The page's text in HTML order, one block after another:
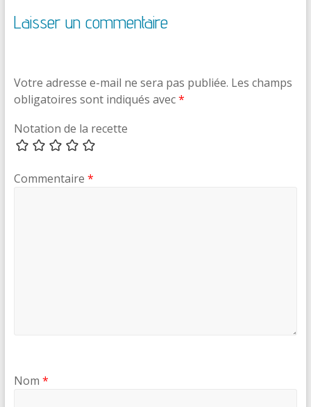
Laisser un commentaire
Votre adresse e-mail ne sera pas publiée. Les champs
obligatoires sont indiqués avec*
Notation de la recette
Commentaire *
Nom *